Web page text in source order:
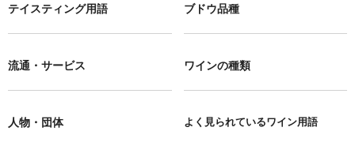
テイスティング用語 ブドウ品種
流通・サービス ワインの種類
人物・団体 よく見られているワイン用語